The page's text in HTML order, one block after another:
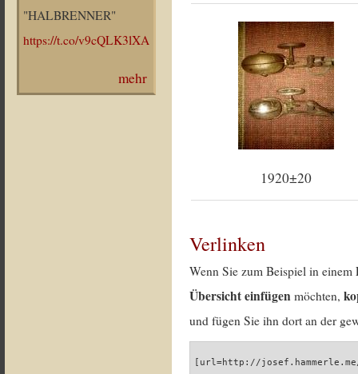
"HALBRENNER"
https://t.co/v9cQLK3lXA
mehr
1920±20
Verlinken
Wenn Sie zum Beispiel in
Übersicht einfügen möchten,
und fügen Sie ihn dort an der
[url=http://